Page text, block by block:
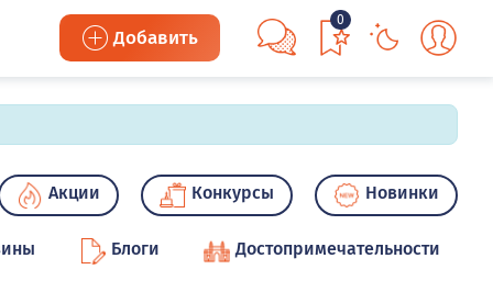
Добавить
0
Акции Конкурсы Новинки
Блоги Достопримечательности